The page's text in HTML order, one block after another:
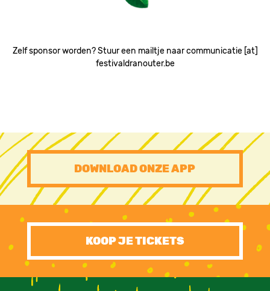
Zelf sponsor worden? Stuur een mailtje naar communicatie [at]
festivaldranouter.be
PRE
FOOTER
CTA
DOWNLOAD ONZE APP
KOOP JE TICKETS